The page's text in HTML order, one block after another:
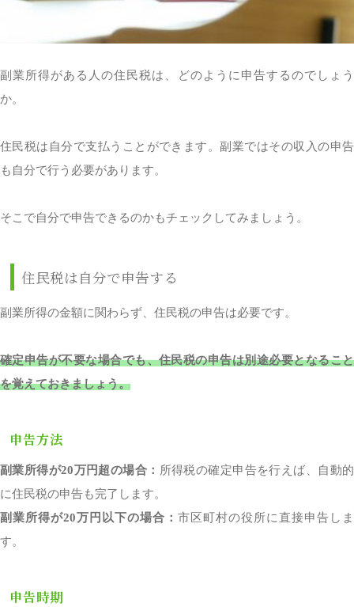
副業所得がある人の住民税は、どのように申告するのでしょう
か。
住民税は自分で支払うことができます。副業ではその収入の申告
も自分で行う必要があります。
そこで自分で申告できるのかもチェックしてみましょう。
住民税は自分で申告する
副業所得の金額に関わらず、住民税の申告は必要です。
確定申告が不要な場合でも、住民税の申告は別途必要となること
を覚えておきましょう。
申告方法
副業所得が20万円超の場合： 所得税の確定申告を行えば、自動的
に住民税の申告も完了します。
副業所得が20万円以下の場合： 市区町村の役所に直接申告しま
す。
申告時期